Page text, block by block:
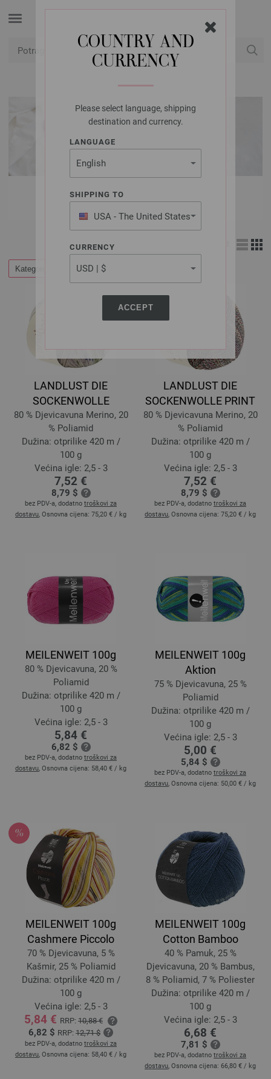
COUNTRY AND
CURRENCY
Please select language, shipping
destination and currency.
LANGUAGE
SHIPPING TO
USA - The United States
of America
CURRENCY
ACCEPT
LANA GROSSA VUNE
Kategorije Filtrirati
LANDLUST DIE
SOCKENWOLLE
80 % Djevicavuna Merino, 20
% Poliamid
Dužina: otprilike 420 m /
100 g
Većina igle: 2,5 - 3
7,52 €
8,79 $
bez PDV-a, dodatno troškovi za
dostavu, Osnovna cijena: 75,20 € / kg
LANDLUST DIE
SOCKENWOLLE PRINT
80 % Djevicavuna Merino, 20
% Poliamid
Dužina: otprilike 420 m /
100 g
Većina igle: 2,5 - 3
7,52 €
8,79 $
bez PDV-a, dodatno troškovi za
dostavu, Osnovna cijena: 75,20 € / kg
MEILENWEIT 100g
80 % Djevicavuna, 20 %
Poliamid
Dužina: otprilike 420 m /
100 g
Većina igle: 2,5 - 3
5,84 €
6,82 $
bez PDV-a, dodatno troškovi za
dostavu, Osnovna cijena: 58,40 € / kg
MEILENWEIT 100g
Aktion
75 % Djevicavuna, 25 %
Poliamid
Dužina: otprilike 420 m /
100 g
Većina igle: 2,5 - 3
5,00 €
5,84 $
bez PDV-a, dodatno troškovi za
dostavu, Osnovna cijena: 50,00 € / kg
MEILENWEIT 100g
Cashmere Piccolo
70 % Djevicavuna, 5 %
Kašmir, 25 % Poliamid
Dužina: otprilike 420 m /
100 g
Većina igle: 2,5 - 3
5,84 € RRP: 10,88 €
6,82 $ RRP: 12,71 $
bez PDV-a, dodatno troškovi za
dostavu, Osnovna cijena: 58,40 € / kg
MEILENWEIT 100g
Cotton Bamboo
40 % Pamuk, 25 %
Djevicavuna, 20 % Bambus,
8 % Poliamid, 7 % Poliester
Dužina: otprilike 420 m /
100 g
Većina igle: 2,5 - 3
6,68 €
7,81 $
bez PDV-a, dodatno troškovi za
dostavu, Osnovna cijena: 66,80 € / kg